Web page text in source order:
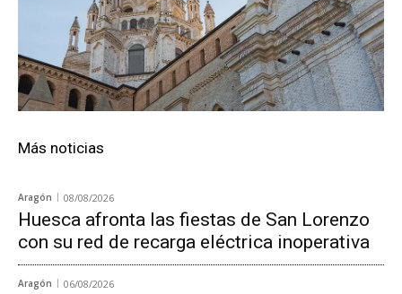
Más noticias
Aragón 08/08/2026
Huesca afronta las fiestas de San Lorenzo
con su red de recarga eléctrica inoperativa
Aragón 06/08/2026